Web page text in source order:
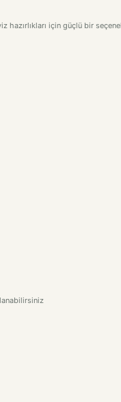
hazırlıkları için güçlü bir